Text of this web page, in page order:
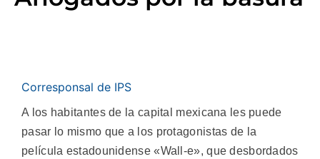
Corresponsal de IPS
A los habitantes de la capital mexicana les puede
pasar lo mismo que a los protagonistas de la
película estadounidense «Wall-e», que desbordados